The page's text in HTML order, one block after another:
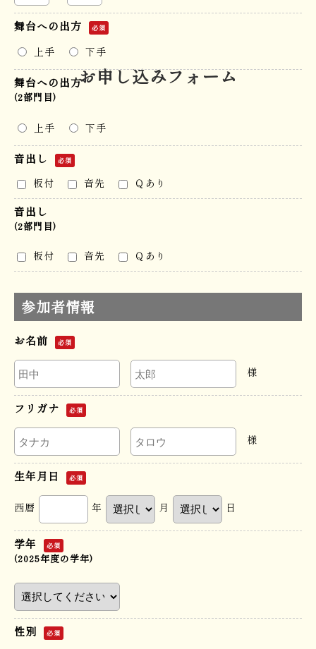
お申し込みフォーム
舞台への出方 必須
上手 下手
舞台への出方
(2部門目)
上手 下手
音出し 必須
板付 音先 Ｑあり
音出し
(2部門目)
板付 音先 Ｑあり
参加者情報
お名前 必須
様
フリガナ 必須
様
生年月日 必須
西暦 年 月 日
学年 必須
(2025年度の学年)
性別 必須